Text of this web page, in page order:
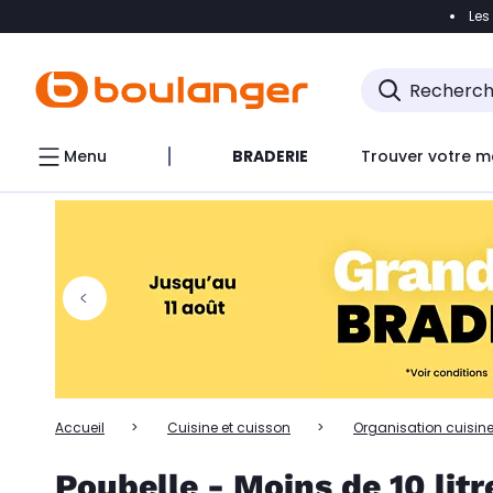
Accéder
Accéder directement au chatbot
Menu BRADERIE Trouver votre
Accueil Cuisine et cuisson Organisation cuisine